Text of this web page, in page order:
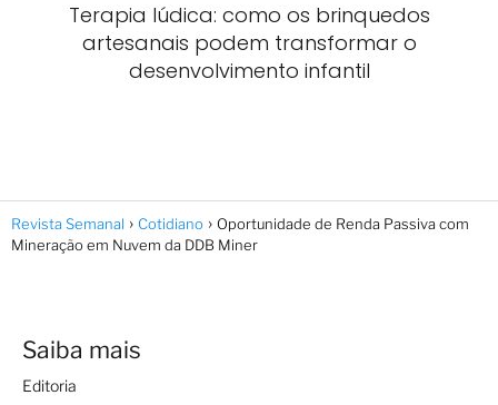
Terapia lúdica: como os brinquedos
artesanais podem transformar o
desenvolvimento infantil
Revista Semanal Cotidiano
Oportunidade de Renda Passiva com
Mineração em Nuvem da DDB Miner
Saiba mais
Editoria